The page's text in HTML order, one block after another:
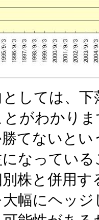
しては、
がわかり
てないと
なってい
株と併用す
幅にヘッ